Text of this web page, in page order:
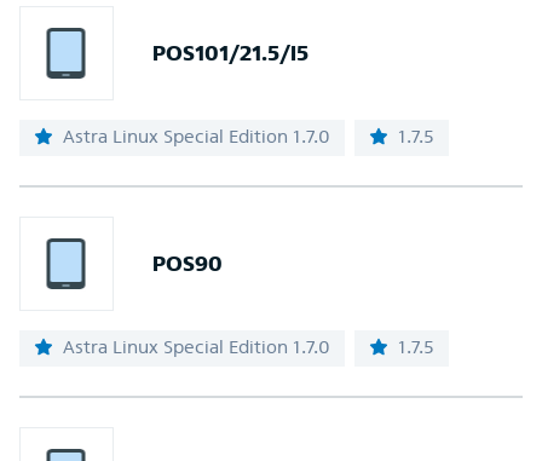
POS101/21.5/I5
Astra Linux Special Edition 1.7.0 1.7.5
POS90
Astra Linux Special Edition 1.7.0 1.7.5